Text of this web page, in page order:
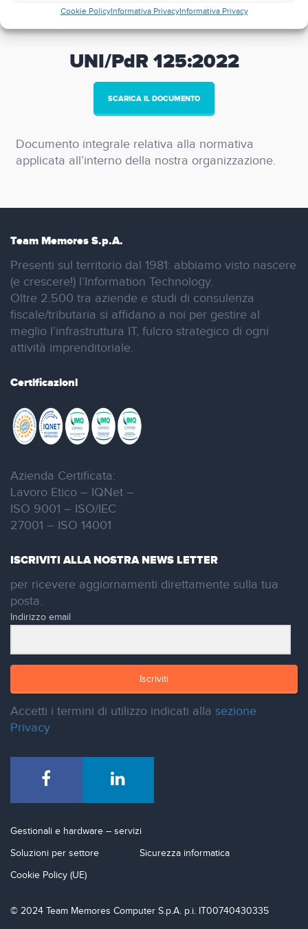
Cookie PolicyInformativa PrivacyInformativa Privacy
UNI/PdR 125:2022
SCARICA IL DOCUMENTO
Documento integrale relativa alla normativa
applicata all’interno della nostra organizzazione.
Team Memores S.p.A.
Presenti sul territorio dal 1981: abbiamo visto nascere
(e crescere!) l’Information Technology.
Oltre 2.500 tra aziende e studi di consulenza
fiscale/tributaria si affidano a noi per gestire al
meglio l’infrastruttura IT, fulcro strategico di ogni
attività imprenditoriale.
Certificazioni
Azienda Certificata:
Lavoro Etico – IQNet –
ISO 9001 – ISO/IEC
27001 – ISO 14001
ISCRIVITI ALLA NOSTRA NEWS LETTER
per ricevere aggiornamenti direttamente sulla tua
posta.
Indirizzo email
Iscriviti
Accetti i termini di utilizzo indicati alla sezione
Privacy
Gestionali e hardware – servizi
Soluzioni per settore
Sicurezza informatica
Cookie Policy (UE)
© 2024 Team Memores Computer S.p.A. p.i. IT00740430335